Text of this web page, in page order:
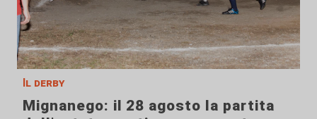
Il derby
Mignanego: il 28 agosto la partita